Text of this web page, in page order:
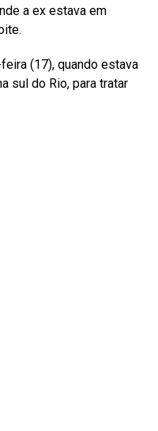
a ex estava em
(17), quando estava
sul do Rio, para tratar